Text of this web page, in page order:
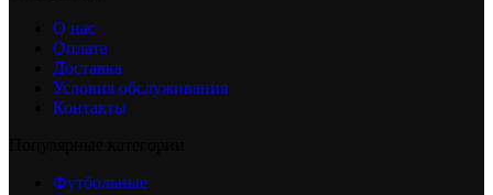
О нас
Оплата
Доставка
Условия обслуживания
Контакты
Футбольные